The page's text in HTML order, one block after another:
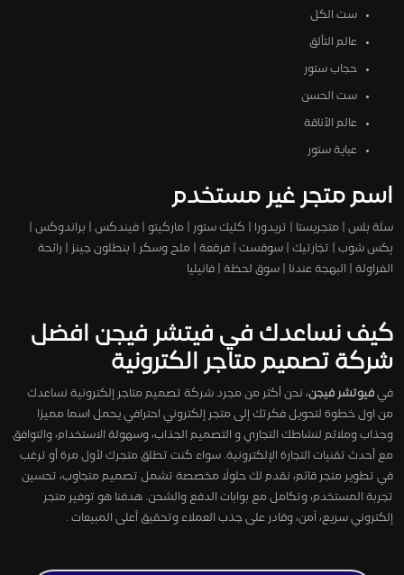
ست الكل
عالم التألق
حجاب ستور
ست الحسن
عالم الأناقة
عباية ستور
اسم متجر غير مستخدم
سلَة بلس | متجريستا | تريدورا | كليك ستور | ماركيتو | فيندكس | براندوكس |
بِكس شوب | تجَارتيك | سوقست | فرقعة | ملح وسكر | بنطلون جينز | رائحة
الفراولة | البهجة عندنا | سوق لحظة | فانيليا
كيف نساعدك في فيتشر فيجن افضل
شركة تصميم متاجر الكترونية
في فيوتشر فيجن، نحن أكثر من مجرد شركة تصميم متاجر إلكترونية نساعدك
من اول خطوة لتحويل فكرتك إلى متجر إلكتروني احترافي يحمل اسما مميزا
وجذاب وملائم لنشاطك التجاري و التصميم الجذاب، وسهولة الاستخدام، والتوافق
مع أحدث تقنيات التجارة الإلكترونية. سواء كنت تطلق متجرك لأول مرة أو ترغب
في تطوير متجر قائم، نقدم لك حلولًا مخصصة تشمل تصميم متجاوب، تحسين
تجربة المستخدم، وتكامل مع بوابات الدفع والشحن. هدفنا هو توفير متجر
إلكتروني سريع، آمن، وقادر على جذب العملاء وتحقيق أعلى المبيعات .